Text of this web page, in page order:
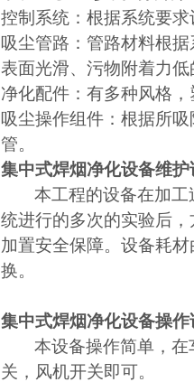
控制系统：根据系统要求
吸尘管路：管路材料根
表面光滑、污物附着力低
净化配件：有多种风格
吸尘操作组件：根据所
管。
集中式焊烟净化设备维护
本工程的设备在加
统进行的多次的实验后
加置安全保障。设备耗
换。
集中式焊烟净化设
本设备操作简单，
关，风机开关即可。